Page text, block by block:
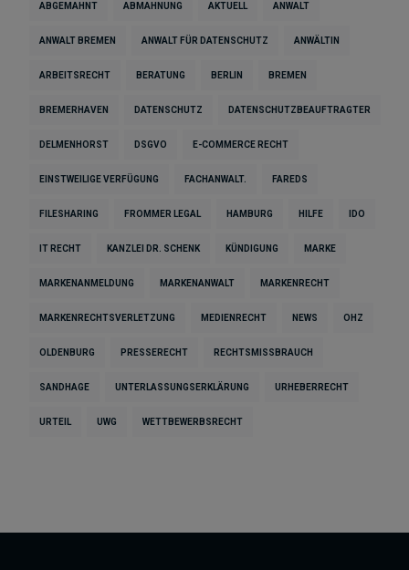
ABGEMAHNT ABMAHNUNG AKTUELL ANWALT
ANWALT BREMEN ANWALT FÜR DATENSCHUTZ ANWÄLTIN
ARBEITSRECHT BERATUNG BERLIN BREMEN
BREMERHAVEN DATENSCHUTZ DATENSCHUTZBEAUFTRAGTER
DELMENHORST DSGVO E-COMMERCE RECHT
EINSTWEILIGE VERFÜGUNG FACHANWALT. FAREDS
FILESHARING FROMMER LEGAL HAMBURG HILFE IDO
IT RECHT KANZLEI DR. SCHENK KÜNDIGUNG MARKE
MARKENANMELDUNG MARKENANWALT MARKENRECHT
MARKENRECHTSVERLETZUNG MEDIENRECHT NEWS OHZ
OLDENBURG PRESSERECHT RECHTSMISSBRAUCH
SANDHAGE UNTERLASSUNGSERKLÄRUNG URHEBERRECHT
URTEIL UWG WETTBEWERBSRECHT